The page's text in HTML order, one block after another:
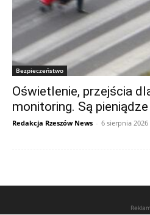
Bezpieczeństwo
Oświetlenie, przejścia
monitoring. Są
Redakcja Rzeszów News - 6 sierpnia 2026